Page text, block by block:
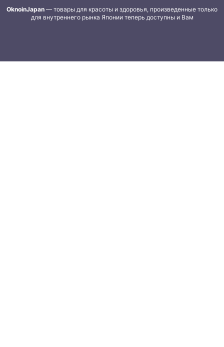
OknoinJapan — товары для красоты и здоровья, произведенные только
для внутреннего рынка Японии теперь доступны и Вам